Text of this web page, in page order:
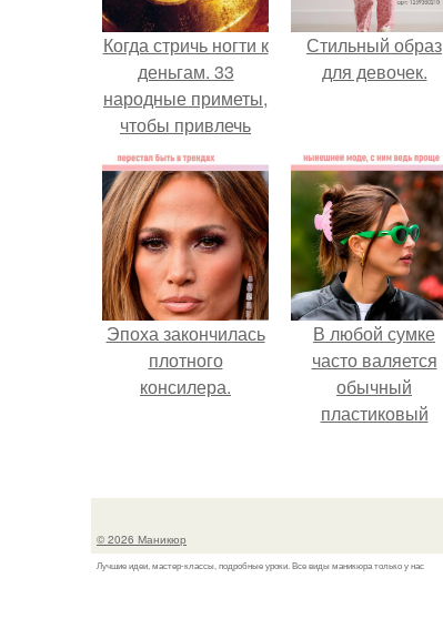
Когда стричь ногти к
деньгам. 33
народные приметы,
чтобы привлечь
деньги в дом.
Стильный образ
для девочек.
Эпоха закончилась
плотного
консилера.
В любой сумке
часто валяется
обычный
пластиковый
© 2026 Маникюр
Лучшие идеи, мастер-классы, подробные уроки. Все виды маникюра только у нас